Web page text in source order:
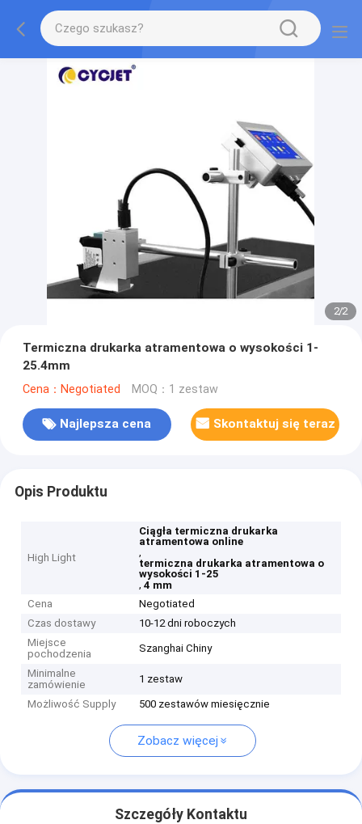
2/2
Termiczna drukarka atramentowa o wysokości 1-
25.4mm
Cena：Negotiated MOQ：1 zestaw
Najlepsza cena Skontaktuj się teraz
Opis Produktu
High Light
Ciągła termiczna drukarka
atramentowa online
,
termiczna drukarka atramentowa o
wysokości 1-25
,4 mm
Cena
Negotiated
Czas dostawy
10-12 dni roboczych
Miejsce
pochodzenia
Szanghai Chiny
Minimalne
zamówienie
1 zestaw
Możliwość Supply 500 zestawów miesięcznie
Zobacz więcej
Szczegóły Kontaktu